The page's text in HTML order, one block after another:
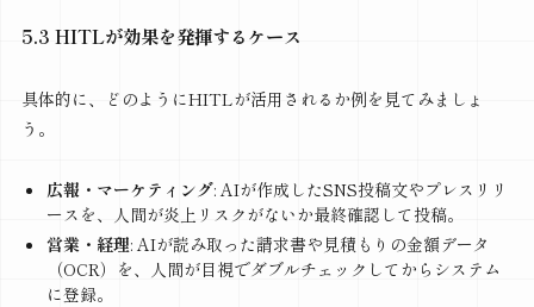
5.3 HITLが効果を発揮するケース
具体的に、どのようにHITLが活用されるか例を見てみましょ
う。
広報・マーケティング: AIが作成したSNS投稿文やプレスリリ
ースを、人間が炎上リスクがないか最終確認して投稿。
営業・経理: AIが読み取った請求書や見積もりの金額データ
（OCR）を、人間が目視でダブルチェックしてからシステム
に登録。